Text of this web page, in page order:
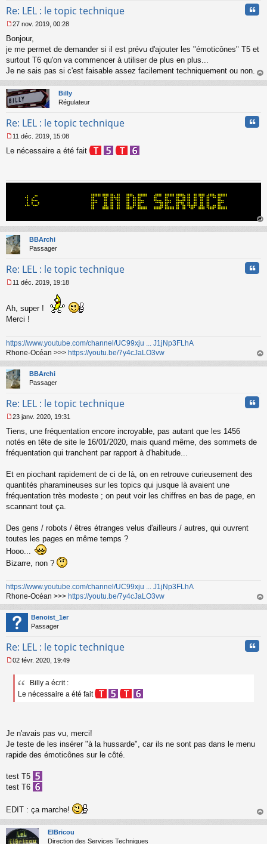
Re: LEL : le topic technique
e
s
s
g
n
o
l
u
27 nov. 2019, 00:28
Bonjour,
je me permet de demander si il est prévu d'ajouter les "émoticônes" T5 et
surtout T6 qu'on va commencer à utiliser de plus en plus...
Je ne sais pas si c'est faisable assez facilement techniquement ou non.
au
Billy
Régulateur
Re: LEL : le topic technique
e
n
l
u
11 déc. 2019, 15:08
Le nécessaire a été fait
au
BBArchi
Passager
Re: LEL : le topic technique
s
e
n
o
n
l
u
11 déc. 2019, 19:18
Ah, super !
Merci !
https://www.youtube.com/channel/UC99xju ... J1jNp3FLhA
Rhone-Océan >>> https://youtu.be/7y4cJaLO3vw
au
BBArchi
Passager
Re: LEL : le topic technique
e
s
s
e
n
o
n
23 janv. 2020, 19:31
Tiens, une fréquentation encore incroyable, pas autant que les 1456
notés en tête de site le 16/01/2020, mais quand même, des sommets de
fréquentation qui tranchent par rapport à d'habitude...
Et en piochant rapidement de ci de là, on en retrouve curieusement des
quantités pharamineuses sur les topics qui jusque là avaient une
fréquentation très modeste ; on peut voir les chiffres en bas de page, en
scannant tout ça.
Des gens / robots / êtres étranges velus d'ailleurs / autres, qui ouvrent
toutes les pages en même temps ?
Hooo...
Bizarre, non ?
https://www.youtube.com/channel/UC99xju ... J1jNp3FLhA
Rhone-Océan >>> https://youtu.be/7y4cJaLO3vw
au
Benoist_1er
Passager
Re: LEL : le topic technique
e
a
o
n
l
02 févr. 2020, 19:49
Billy a écrit :
Le nécessaire a été fait
Je n'avais pas vu, merci!
Je teste de les insérer "à la hussarde", car ils ne sont pas dans le menu
rapide des émoticônes sur le côté.
test T5
test T6
EDIT : ça marche!
au
ElBricou
Direction des Services Techniques